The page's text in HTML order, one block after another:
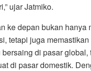
ujar Jatmiko.
ke depan bukan hanya
tetapi juga
di pasar global,
di pasar domestik.